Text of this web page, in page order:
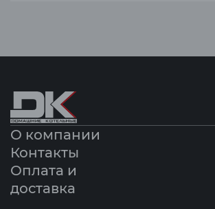
О компании
Контакты
Оплата и
доставка